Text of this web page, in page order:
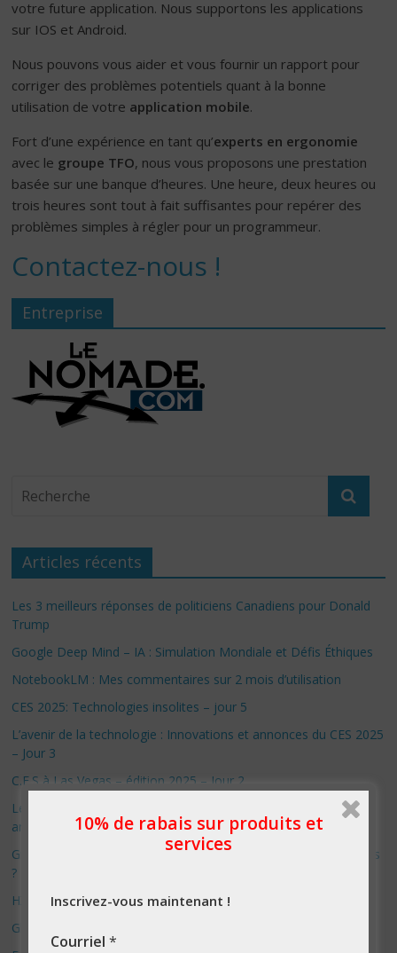
votre future application. Nous supportons les applications
sur IOS et Android.
Nous pouvons vous aider et vous fournir un rapport pour
corriger des problèmes potentiels quant à la bonne
utilisation de votre application mobile.
Fort d’une expérience en tant qu’experts en ergonomie
avec le groupe TFO, nous vous proposons une prestation
basée sur une banque d’heures. Une heure, deux heures ou
trois heures sont tout à fait suffisantes pour repérer des
problèmes simples à régler pour un programmeur.
Contactez-nous !
Entreprise
Articles récents
Les 3 meilleurs réponses de politiciens Canadiens pour Donald
Trump
Google Deep Mind – IA : Simulation Mondiale et Défis Éthiques
NotebookLM : Mes commentaires sur 2 mois d’utilisation
CES 2025: Technologies insolites – jour 5
L’avenir de la technologie : Innovations et annonces du CES 2025
– Jour 3
C.E.S à Las Vegas – édition 2025 – Jour 2
Le danger des avatars remplacant les véritables relations
amoureuses
Grok 2 : L’IA d’Elon Musk, la porte ouverte aux fausses nouvelles
?
HX-2: L’ultime révolution ou le début de la fin ?
Glaze – le système anti IA
10% de rabais sur produits et
services
Inscrivez-vous maintenant !
Courriel *